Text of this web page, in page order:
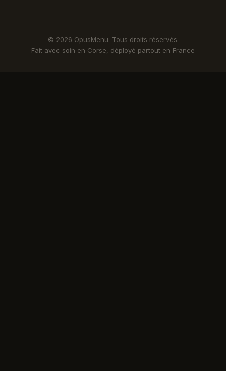
© 2026 OpusMenu. Tous droits réservés.
Fait avec soin en Corse, déployé partout en France